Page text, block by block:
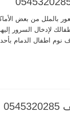
بالملل من بعض
لإدخال السرور
اطفال الدمام